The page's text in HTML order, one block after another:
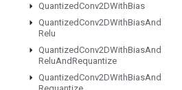
QuantizedConv2DWithBias
QuantizedConv2DWithBiasAnd
Relu
QuantizedConv2DWithBiasAnd
ReluAndRequantize
QuantizedConv2DWithBiasAnd